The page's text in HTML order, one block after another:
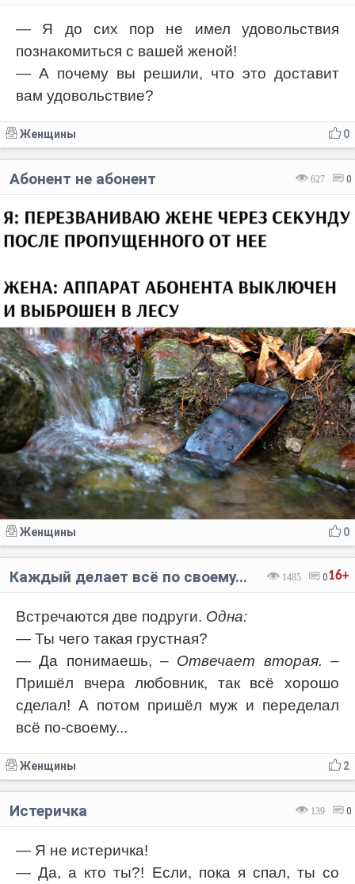
— Я до сих пор не имел удовольствия
познакомиться с вашей женой!
— А почему вы решили, что это доставит
вам удовольствие?
0
Женщины
627 0
Абонент не абонент
0
Женщины
16+
1485 0
Каждый делает всё по своему...
Встречаются две подруги. Одна:
— Ты чего такая грустная?
— Да понимаешь, – Отвечает вторая. –
Пришёл вчера любовник, так всё хорошо
сделал! А потом пришёл муж и переделал
всё по-своему...
2
Женщины
139 0
Истеричка
— Я не истеричка!
— Да, а кто ты?! Если, пока я спал, ты со